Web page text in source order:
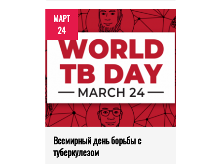
МАРТ
24
Всемирный день борьбы с
туберкулезом